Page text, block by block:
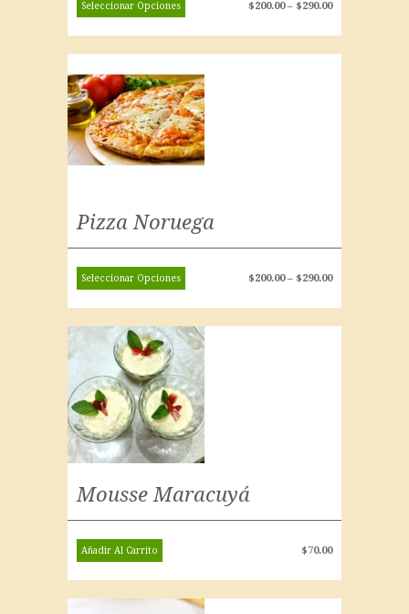
$200.00– $290.00
Seleccionar Opciones
Pizza Noruega
$200.00– $290.00
Seleccionar Opciones
Mousse Maracuyá
$70.00
Añadir Al Carrito